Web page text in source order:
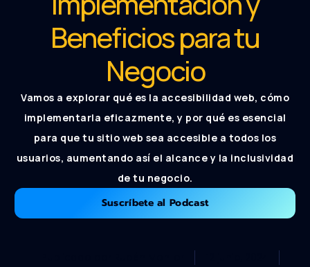
Beneficios para tu
Negocio
Vamos a explorar qué es la accesibilidad web, cómo
implementarla eficazmente, y por qué es esencial
para que tu sitio web sea accesible a todos los
usuarios, aumentando así el alcance y la inclusividad
de tu negocio.
Suscríbete al Podcast